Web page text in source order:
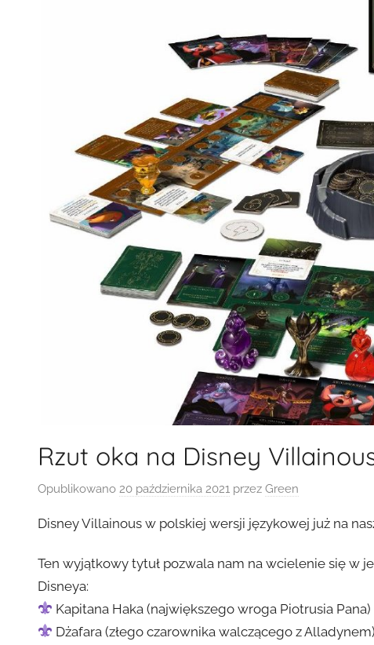
Rzut oka na Disney
Opublikowano 20 października 2021 przez Green
Disney Villainous w polskiej wersji językowej już na
Ten wyjątkowy tytuł pozwala nam na wcielenie się w
Disneya:
Kapitana Haka (największego wroga Piotrusia Pana)
Dżafara (złego czarownika walczącego z Alladynem)